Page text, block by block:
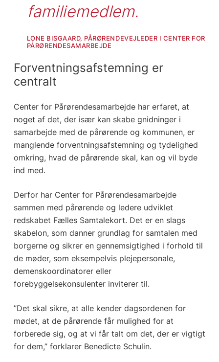
familiemedlem.
LONE BISGAARD, PÅRØRENDEVEJLEDER I CENTER FOR
PÅRØRENDESAMARBEJDE
Forventningsafstemning er
centralt
Center for Pårørendesamarbejde har erfaret, at
noget af det, der især kan skabe gnidninger i
samarbejde med de pårørende og kommunen, er
manglende forventningsafstemning og tydelighed
omkring, hvad de pårørende skal, kan og vil byde
ind med.
Derfor har Center for Pårørendesamarbejde
sammen med pårørende og ledere udviklet
redskabet Fælles Samtalekort. Det er en slags
skabelon, som danner grundlag for samtalen med
borgerne og sikrer en gennemsigtighed i forhold til
de møder, som eksempelvis plejepersonale,
demenskoordinatorer eller
forebyggelsekonsulenter inviterer til.
”Det skal sikre, at alle kender dagsordenen for
mødet, at de pårørende får mulighed for at
forberede sig, og at vi får talt om det, der er vigtigt
for dem,” forklarer Benedicte Schulin.